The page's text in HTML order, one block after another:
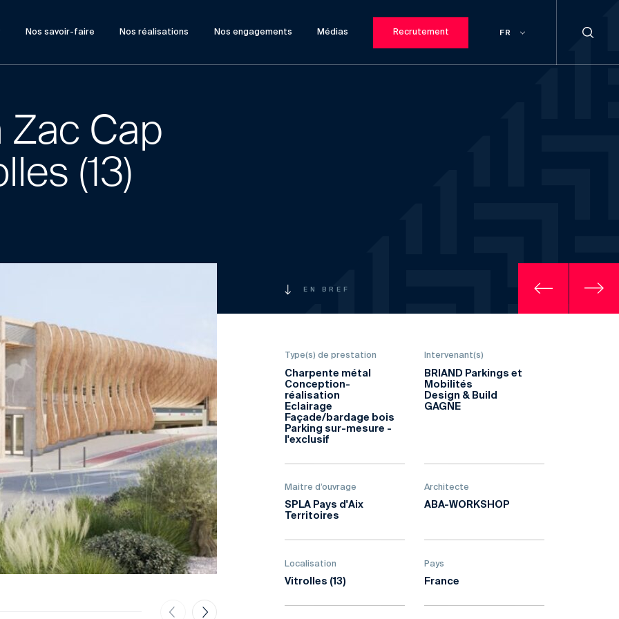
Nos savoir-faire Nos réalisations Nos engagements Médias Recrutement FR
Zac Cap
(13)
EN BREF
Type(s) de prestation
Charpente métal
Conception-
réalisation
Eclairage
Façade/bardage bois
Parking sur-mesure -
l'exclusif
Intervenant(s)
BRIAND Parkings et
Mobilités
Design & Build
GAGNE
Maitre d’ouvrage
SPLA Pays d'Aix
Territoires
Architecte
ABA-WORKSHOP
Localisation
Vitrolles (13)
Pays
France